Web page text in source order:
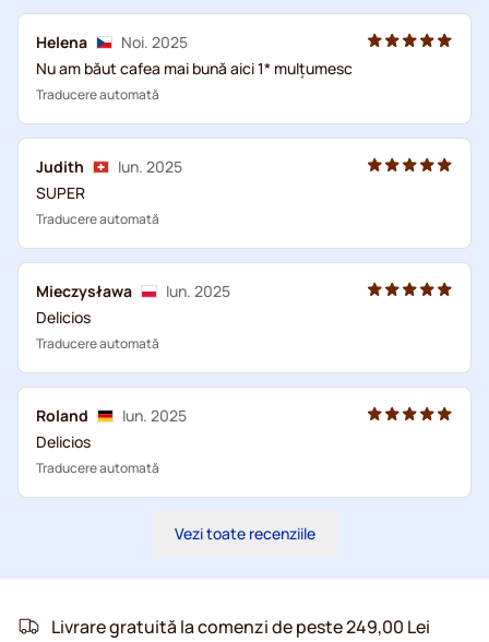
Helena
Noi. 2025
Nu am băut cafea mai bună aici 1* mulțumesc
Traducere automată
Judith
Iun. 2025
SUPER
Traducere automată
Mieczysława
Iun. 2025
Delicios
Traducere automată
Roland
Iun. 2025
Delicios
Traducere automată
Vezi toate recenziile
Livrare gratuită la comenzi de peste 249,00 Lei